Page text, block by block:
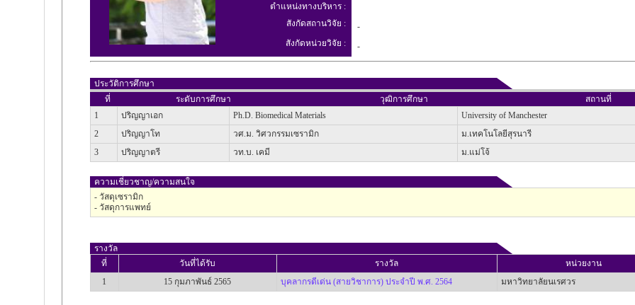
ตำแหน่งทางบริหาร :
สังกัดสถานวิจัย :
-
สังกัดหน่วยวิจัย :
-
ประวัติการศึกษา
ที่
ระดับการศึกษา วุฒิการศึกษา
สถานที่
1
ปริญญาเอก Ph.D. Biomedical Materials
University of Manchester
2
ปริญญาโท วศ.ม. วิศวกรรมเซรามิก
ม.เทคโนโลยีสุรนารี
3
ปริญญาตรี วท.บ. เคมี ม.แม่โจ้
ความเชี่ยวชาญ/ความสนใจ
- วัสดุเซรามิก
- วัสดุการแพทย์
รางวัล
ที่
วันที่ได้รับ รางวัล
หน่วยงาน
1
15 กุมภาพันธ์ 2565 บุคลากรดีเด่น (สายวิชาการ) ประจำปี พ.ศ. 2564 มหาวิทยาลัยนเรศวร